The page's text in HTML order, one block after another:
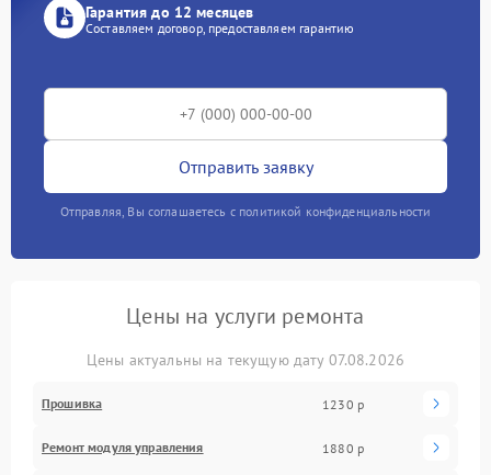
Гарантия до 12 месяцев
Составляем договор, предоставляем гарантию
Отправить заявку
Отправляя, Вы соглашаетесь с политикой конфиденциальности
Цены на услуги ремонта
Цены актуальны на текущую дату 07.08.2026
Прошивка 1230 р
Ремонт модуля управления 1880 р